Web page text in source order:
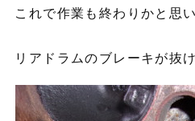
これで作業も終わりかと思
リアドラムのブレーキが抜